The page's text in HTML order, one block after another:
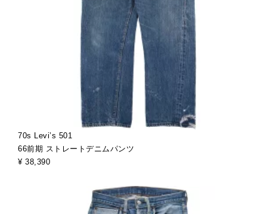
70s Levi’s 501
66前期 ストレートデニムパンツ
¥ 38,390